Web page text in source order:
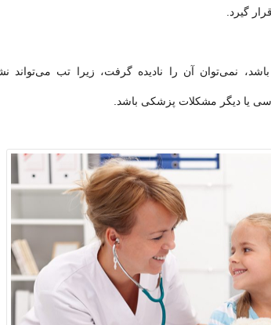
گیرد.
نمی‌توان آن را نادیده گرفت، زیرا تب می‌تواند
یا دیگر مشکلات پزشکی باشد.